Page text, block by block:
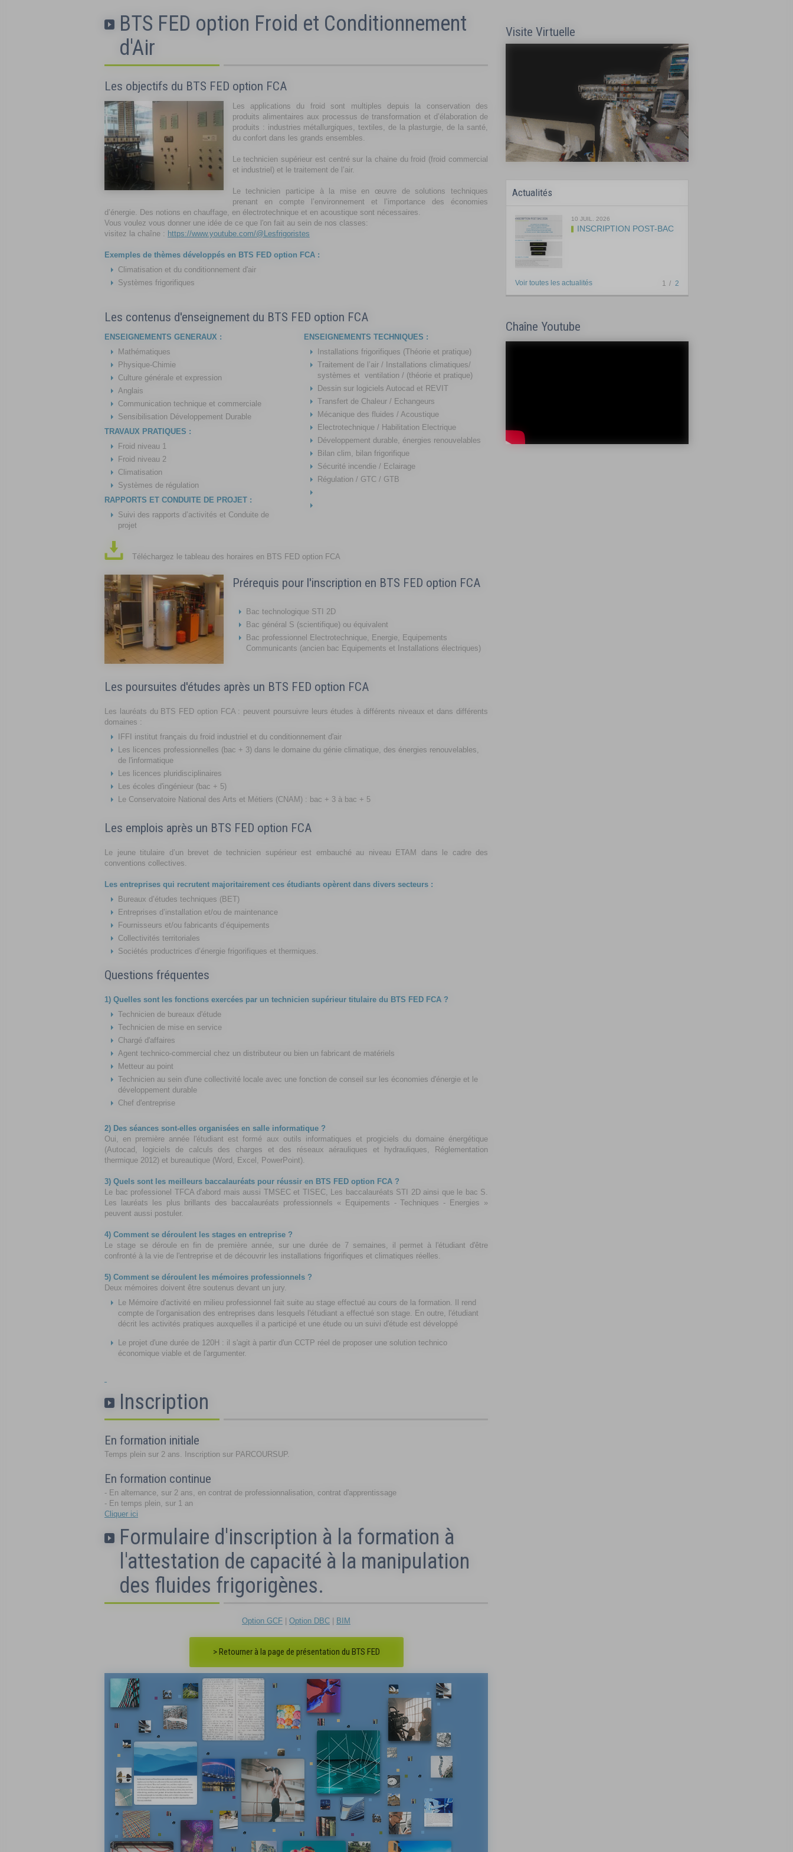
BTS FED option Froid et Conditionnement
d'Air
Les objectifs du BTS FED option FCA
Les applications du froid sont multiples depuis la conservation des
produits alimentaires aux processus de transformation et d’élaboration de
produits : industries métallurgiques, textiles, de la plasturgie, de la santé,
du confort dans les grands ensembles.
Le technicien supérieur est centré sur la chaine du froid (froid commercial
et industriel) et le traitement de l’air.
Le technicien participe à la mise en œuvre de solutions techniques
prenant en compte l’environnement et l’importance des économies
d’énergie. Des notions en chauffage, en électrotechnique et en acoustique sont nécessaires.
Vous voulez vous donner une idée de ce que l'on fait au sein de nos classes:
visitez la chaîne : https://www.youtube.com/@Lesfrigoristes
Exemples de thèmes développés en BTS FED option FCA :
Climatisation et du conditionnement d'air
Systèmes frigorifiques
Les contenus d'enseignement du BTS FED option FCA
ENSEIGNEMENTS GENERAUX :
Mathématiques
Physique-Chimie
Culture générale et expression
Anglais
Communication technique et commerciale
Sensibilisation Développement Durable
TRAVAUX PRATIQUES :
Froid niveau 1
Froid niveau 2
Climatisation
Systèmes de régulation
RAPPORTS ET CONDUITE DE PROJET :
Suivi des rapports d’activités et Conduite de
projet
ENSEIGNEMENTS TECHNIQUES :
Installations frigorifiques (Théorie et pratique)
Traitement de l’air / Installations climatiques/
systèmes et ventilation / (théorie et pratique)
Dessin sur logiciels Autocad et REVIT
Transfert de Chaleur / Echangeurs
Mécanique des fluides / Acoustique
Electrotechnique / Habilitation Electrique
Développement durable, énergies renouvelables
Bilan clim, bilan frigorifique
Sécurité incendie / Eclairage
Régulation / GTC / GTB
Téléchargez le tableau des horaires en BTS FED option FCA
Prérequis pour l'inscription en BTS FED option FCA
Bac technologique STI 2D
Bac général S (scientifique) ou équivalent
Bac professionnel Electrotechnique, Energie, Equipements
Communicants (ancien bac Equipements et Installations électriques)
Les poursuites d'études après un BTS FED option FCA
Les lauréats du BTS FED option FCA : peuvent poursuivre leurs études à différents niveaux et dans différents
domaines :
IFFI institut français du froid industriel et du conditionnement d'air
Les licences professionnelles (bac + 3) dans le domaine du génie climatique, des énergies renouvelables,
de l'informatique
Les licences pluridisciplinaires
Les écoles d'ingénieur (bac + 5)
Le Conservatoire National des Arts et Métiers (CNAM) : bac + 3 à bac + 5
Les emplois après un BTS FED option FCA
Le jeune titulaire d’un brevet de technicien supérieur est embauché au niveau ETAM dans le cadre des
conventions collectives.
Les entreprises qui recrutent majoritairement ces étudiants opèrent dans divers secteurs :
Bureaux d’études techniques (BET)
Entreprises d’installation et/ou de maintenance
Fournisseurs et/ou fabricants d’équipements
Collectivités territoriales
Sociétés productrices d’énergie frigorifiques et thermiques.
Questions fréquentes
1) Quelles sont les fonctions exercées par un technicien supérieur titulaire du BTS FED FCA ?
Technicien de bureaux d'étude
Technicien de mise en service
Chargé d'affaires
Agent technico-commercial chez un distributeur ou bien un fabricant de matériels
Metteur au point
Technicien au sein d'une collectivité locale avec une fonction de conseil sur les économies d'énergie et le
développement durable
Chef d'entreprise
2) Des séances sont-elles organisées en salle informatique ?
Oui, en première année l'étudiant est formé aux outils informatiques et progiciels du domaine énergétique
(Autocad, logiciels de calculs des charges et des réseaux aérauliques et hydrauliques, Réglementation
thermique 2012) et bureautique (Word, Excel, PowerPoint).
3) Quels sont les meilleurs baccalauréats pour réussir en BTS FED option FCA ?
Le bac professionel TFCA d'abord mais aussi TMSEC et TISEC, Les baccalauréats STI 2D ainsi que le bac S.
Les lauréats les plus brillants des baccalauréats professionnels « Equipements - Techniques - Energies »
peuvent aussi postuler.
4) Comment se déroulent les stages en entreprise ?
Le stage se déroule en fin de première année, sur une durée de 7 semaines, il permet à l'étudiant d'être
confronté à la vie de l'entreprise et de découvrir les installations frigorifiques et climatiques réelles.
5) Comment se déroulent les mémoires professionnels ?
Deux mémoires doivent être soutenus devant un jury.
Le Mémoire d'activité en milieu professionnel fait suite au stage effectué au cours de la formation. Il rend
compte de l'organisation des entreprises dans lesquels l'étudiant a effectué son stage. En outre, l'étudiant
décrit les activités pratiques auxquelles il a participé et une étude ou un suivi d'étude est développé
Le projet d'une durée de 120H : il s'agit à partir d'un CCTP réel de proposer une solution technico
économique viable et de l'argumenter.
Inscription
En formation initiale
Temps plein sur 2 ans. Inscription sur PARCOURSUP.
En formation continue
- En alternance, sur 2 ans, en contrat de professionnalisation, contrat d'apprentissage
- En temps plein, sur 1 an
Cliquer ici
Formulaire d'inscription à la formation à
l'attestation de capacité à la manipulation
des fluides frigorigènes.
Option GCF | Option DBC | BIM
> Retourner à la page de présentation du BTS FED
Visite Virtuelle
Actualités
10 JUIL. 2026
RENTREE 2026 :
Voir toutes les actualités 1 2
Chaîne Youtube